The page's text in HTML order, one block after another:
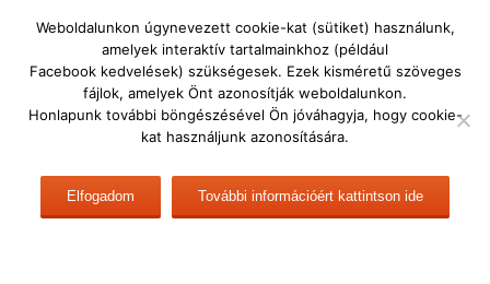
tartalomhoz
DULÁTE
Dunakanyari Látássérültek Egyesülete
Menü
Keresés:
IMG_3803
Weboldalunkon úgynevezett cookie-kat (sütiket) használunk,
amelyek interaktív tartalmainkhoz (például
Facebook kedvelések) szükségesek. Ezek kisméretű szöveges
fájlok, amelyek Önt azonosítják weboldalunkon.
Honlapunk további böngészésével Ön jóváhagyja, hogy cookie-
kat használjunk azonosítására.
Elfogadom További információért kattintson ide